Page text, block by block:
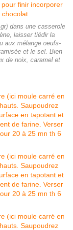
dans une casserole
laisser tiédir la
aux mélange oeufs-
et le sel. Bien
de noix, caramel et